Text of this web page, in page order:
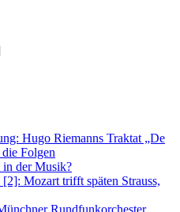
Hugo Riemanns Traktat „De
Folgen
in der Musik?
Mozart trifft späten Strauss,
Rundfunkorchester